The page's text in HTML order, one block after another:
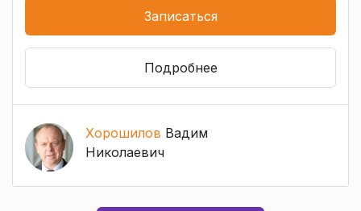
Записаться
Подробнее
Хорошилов Вадим
Николаевич